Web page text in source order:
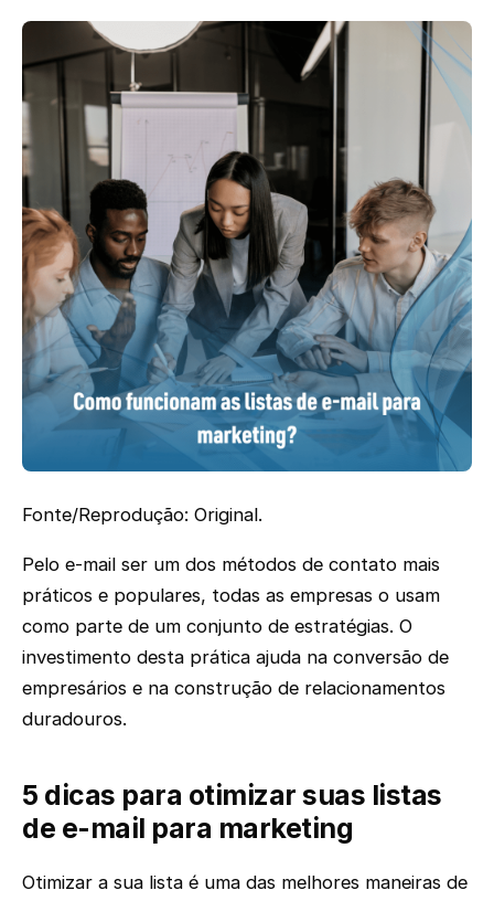
Fonte/Reprodução: Original.
Pelo e-mail ser um dos métodos de contato mais
práticos e populares, todas as empresas o usam
como parte de um conjunto de estratégias. O
investimento desta prática ajuda na conversão de
empresários e na construção de relacionamentos
duradouros.
5 dicas para otimizar suas listas
de e-mail para marketing
Otimizar a sua lista é uma das melhores maneiras de